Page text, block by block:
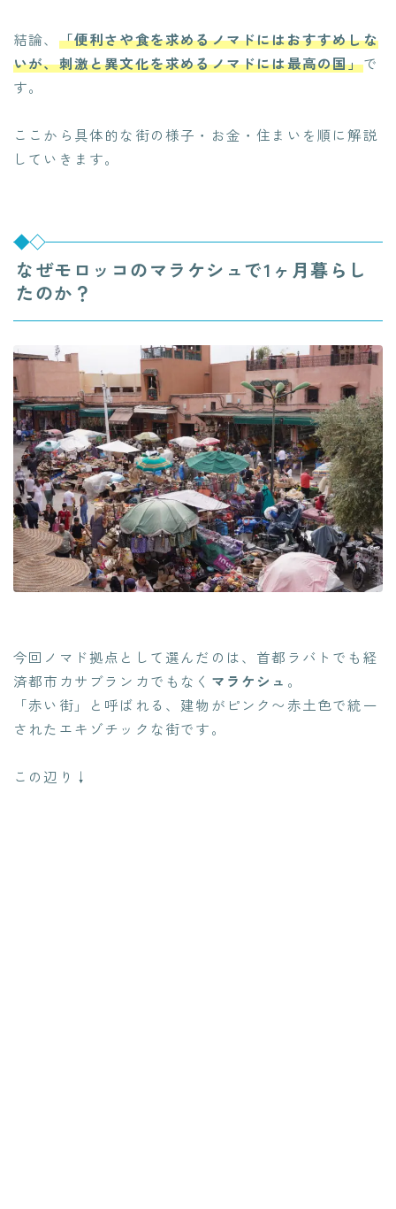
結論、 「便利さや食を求めるノマドにはおすすめしな
いが、刺激と異文化を求めるノマドには最高の国」で
す。
ここから具体的な街の様子・お金・住まいを順に解説
していきます。
なぜモロッコのマラケシュで1ヶ月暮らし
たのか？
今回ノマド拠点として選んだのは、首都ラバトでも経
済都市カサブランカでもなく マラケシュ 。
「赤い街」と呼ばれる、建物がピンク〜赤土色で統一
されたエキゾチックな街です。
この辺り↓